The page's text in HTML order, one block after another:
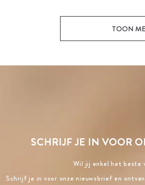
TOON
SCHRIJF JE IN VOOR
Wil jij enkel het beste
Schrijf je in voor onze nieuwsbrief en